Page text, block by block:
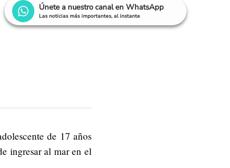
Únete a nuestro canal en WhatsApp
Las noticias más importantes, al instante
de 17 años
ingresar al mar en el